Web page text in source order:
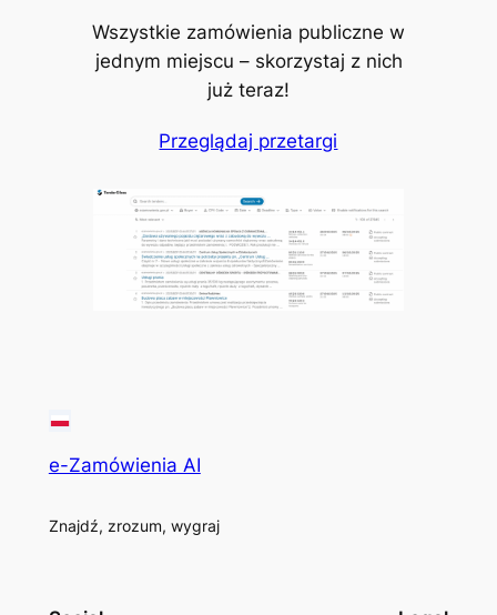
Wszystkie zamówienia publiczne w
jednym miejscu – skorzystaj z nich
już teraz!
Przeglądaj przetargi
e-Zamówienia AI
Znajdź, zrozum, wygraj